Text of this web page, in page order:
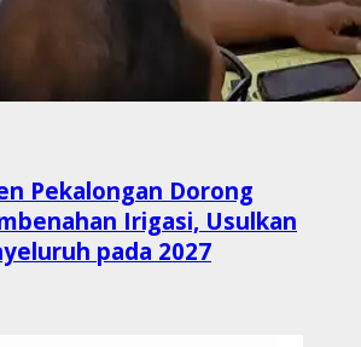
Pekalongan Dorong
Irigasi, Usulkan
pada 2027